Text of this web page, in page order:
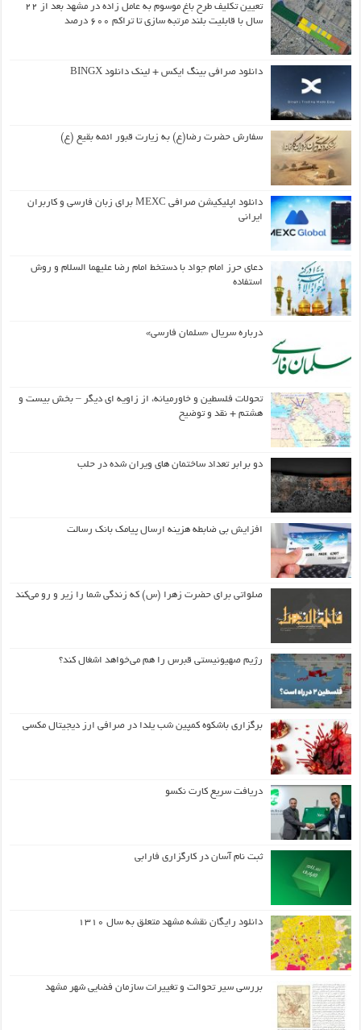
تعیین تکلیف طرح باغ موسوم به عامل زاده در مشهد بعد از ۲۲
سال با قابلیت بلند مرتبه سازی تا تراکم ۶۰۰ درصد
دانلود صرافی بینگ ایکس + لینک دانلود BINGX
سفارش حضرت رضا(ع) به زیارت قبور ائمه بقیع (ع)
دانلود اپلیکیشن صرافی MEXC برای زبان فارسی و کاربران
ایرانی
دعای حرز امام جواد با دستخط امام رضا علیهما السلام و روش
استفاده
درباره سریال «سلمان فارسی»
تحولات فلسطین و خاورمیانه، از زاویه ای دیگر – بخش بیست و
هشتم + نقد و توضیح
دو برابر تعداد ساختمان های ویران شده در حلب
افزایش بی ضابطه هزینه ارسال پیامک بانک رسالت
صلواتی برای حضرت زهرا (س) که زندگی شما را زیر و رو می‌کند
رژیم صهیونیستی قبرس را هم می‌خواهد اشغال کند؟
برگزاری باشکوه کمپین شب یلدا در صرافی ارز دیجیتال مکسی
دریافت سریع کارت نکسو
ثبت نام آسان در کارگزاری فارابی
دانلود رایگان نقشه مشهد متعلق به سال ۱۳۱۰
بررسی سیر تحوالت و تغییرات سازمان فضایی شهر مشهد